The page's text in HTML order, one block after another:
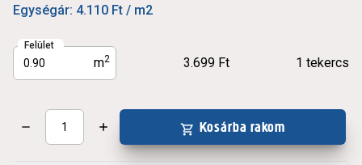
Egységár: 4.110 Ft / m2
Felület
m2 3.699 Ft 1 tekercs
Kosárba rakom